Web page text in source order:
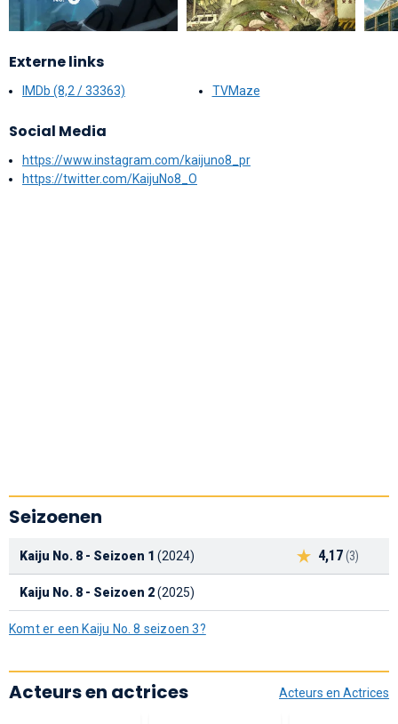
Externe links
IMDb (8,2 / 33363) TVMaze
Social Media
https://www.instagram.com/kaijuno8_pr
https://twitter.com/KaijuNo8_O
Seizoenen
4,17(3)
Kaiju No. 8 - Seizoen 1 (2024)
Kaiju No. 8 - Seizoen 2(2025)
Komt er een Kaiju No. 8 seizoen 3?
Acteurs en Actrices
Acteurs en actrices